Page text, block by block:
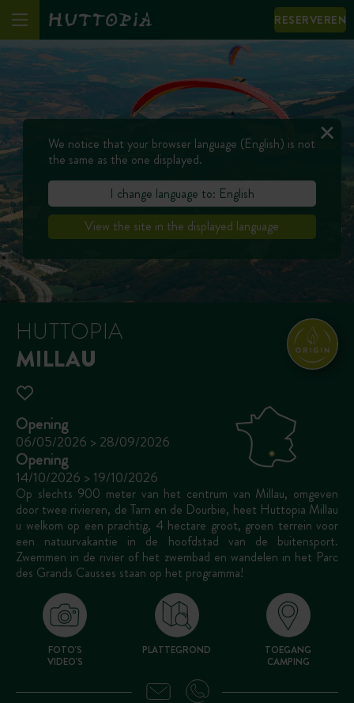
RESERVEREN
HUTTOPIA
MILLAU
Opening
06/05/2026 > 28/09/2026
Opening
14/10/2026 > 19/10/2026
Op slechts 900 meter van het centrum van Millau, omgeven
door twee rivieren, de Tarn en de Dourbie, heet Huttopia Millau
u welkom op een prachtig, 4 hectare groot, groen terrein voor
een natuurvakantie in de hoofdstad van de buitensport.
Zwemmen in de rivier of het zwembad en wandelen in het Parc
des Grands Causses staan op het programma!
FOTO'S
VIDEO'S
PLATTEGROND
TOEGANG
CAMPING
We notice that your browser language (English) is not
the same as the one displayed.
I change language to: English
View the site in the displayed language